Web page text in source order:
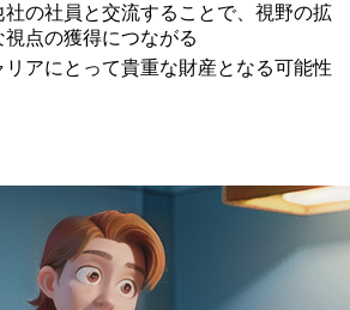
社の社員と交流することで、視野の拡
視点の獲得につながる
リアにとって貴重な財産となる可能性